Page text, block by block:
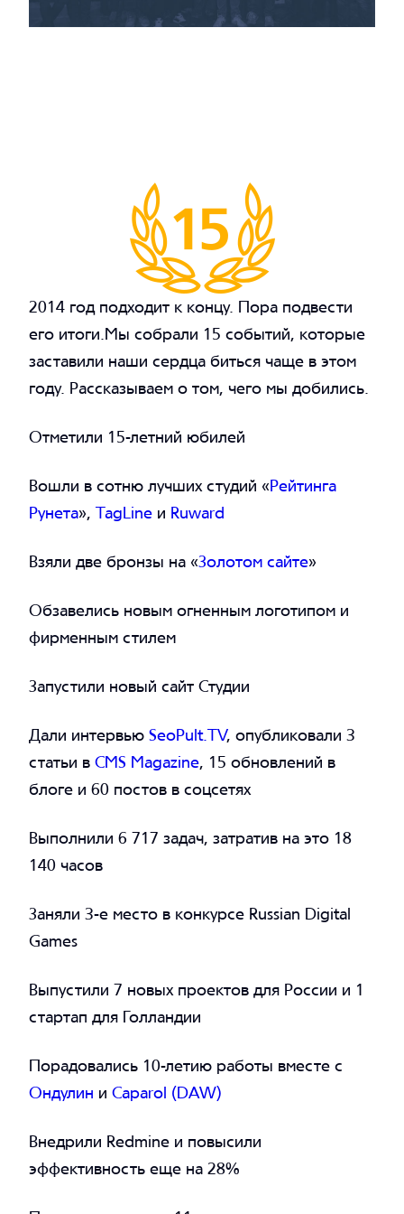
2014 год подходит к концу. Пора подвести
его итоги.Мы собрали 15 событий, которые
заставили наши сердца биться чаще в этом
году. Рассказываем о том, чего мы добились.
Отметили 15-летний юбилей
Вошли в сотню лучших студий «Рейтинга
Рунета», TagLine и Ruward
Взяли две бронзы на «Золотом сайте»
Обзавелись новым огненным логотипом и
фирменным стилем
Запустили новый сайт Студии
Дали интервью SeoPult.TV, опубликовали 3
статьи в CMS Magazine, 15 обновлений в
блоге и 60 постов в соцсетях
Выполнили 6 717 задач, затратив на это 18
140 часов
Заняли 3-е место в конкурсе Russian Digital
Games
Выпустили 7 новых проектов для России и 1
стартап для Голландии
Порадовались 10-летию работы вместе с
Ондулин и Caparol (DAW)
Внедрили Redmine и повысили
эффективность еще на 28%